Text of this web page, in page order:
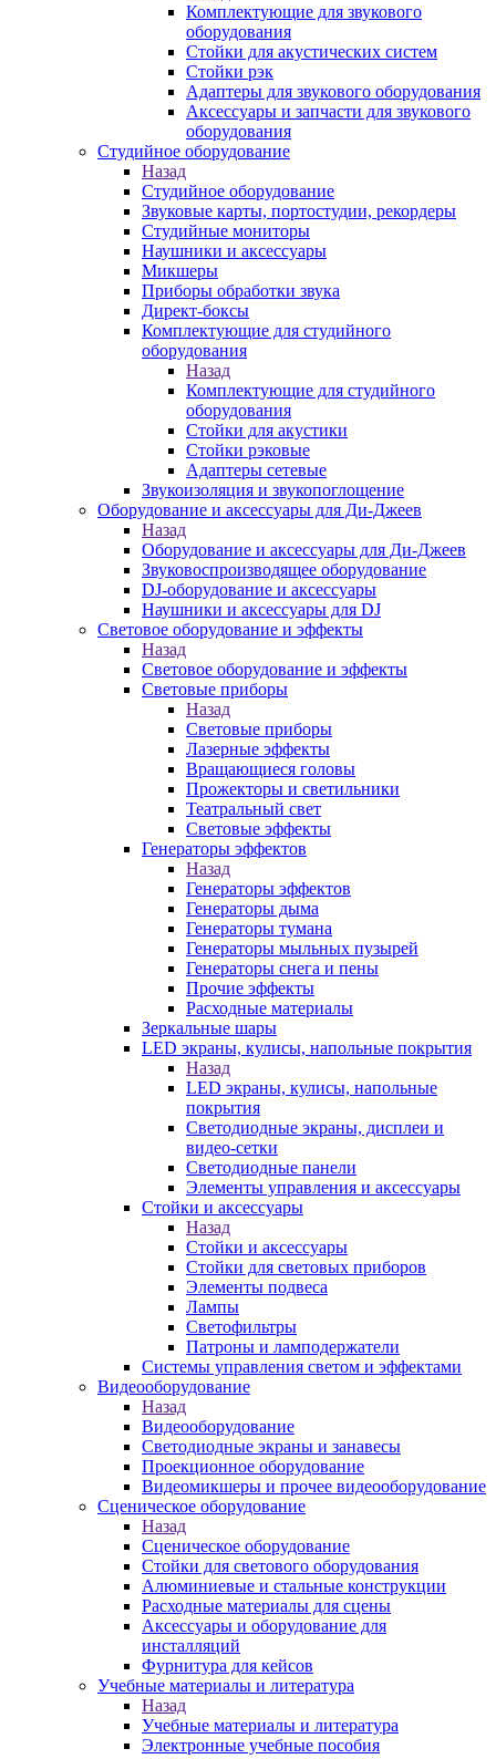
Комплектующие для звукового
оборудования
Стойки для акустических систем
Стойки рэк
Адаптеры для звукового оборудования
Аксессуары и запчасти для звукового
оборудования
Студийное оборудование
Назад
Студийное оборудование
Звуковые карты, портостудии, рекордеры
Студийные мониторы
Наушники и аксессуары
Микшеры
Приборы обработки звука
Директ-боксы
Комплектующие для студийного
оборудования
Назад
Комплектующие для студийного
оборудования
Стойки для акустики
Стойки рэковые
Адаптеры сетевые
Звукоизоляция и звукопоглощение
Оборудование и аксессуары для Ди-Джеев
Назад
Оборудование и аксессуары для Ди-Джеев
Звуковоспроизводящее оборудование
DJ-оборудование и аксессуары
Наушники и аксессуары для DJ
Световое оборудование и эффекты
Назад
Световое оборудование и эффекты
Световые приборы
Назад
Световые приборы
Лазерные эффекты
Вращающиеся головы
Прожекторы и светильники
Театральный свет
Световые эффекты
Генераторы эффектов
Назад
Генераторы эффектов
Генераторы дыма
Генераторы тумана
Генераторы мыльных пузырей
Генераторы снега и пены
Прочие эффекты
Расходные материалы
Зеркальные шары
LED экраны, кулисы, напольные покрытия
Назад
LED экраны, кулисы, напольные
покрытия
Светодиодные экраны, дисплеи и
видео-сетки
Светодиодные панели
Элементы управления и аксессуары
Стойки и аксессуары
Назад
Стойки и аксессуары
Стойки для световых приборов
Элементы подвеса
Лампы
Светофильтры
Патроны и ламподержатели
Системы управления светом и эффектами
Видеооборудование
Назад
Видеооборудование
Светодиодные экраны и занавесы
Проекционное оборудование
Видеомикшеры и прочее видеооборудование
Сценическое оборудование
Назад
Сценическое оборудование
Стойки для светового оборудования
Алюминиевые и стальные конструкции
Расходные материалы для сцены
Аксессуары и оборудование для
инсталляций
Фурнитура для кейсов
Учебные материалы и литература
Назад
Учебные материалы и литература
Электронные учебные пособия